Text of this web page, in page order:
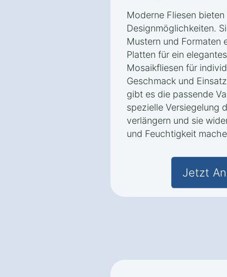
Moderne Fliesen
Designmöglichkeiten.
Mustern und Formaten
Platten für ein
Mosaikfliesen für
Geschmack und
gibt es die passende
spezielle Versiegelung
verlängern und sie
und Feuchtigkeit
Jetzt